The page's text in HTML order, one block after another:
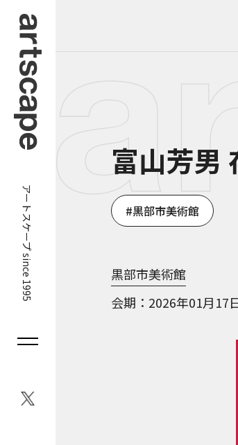
アートスケープ since 1995
富山芳男
黒部市美術館
黒部市美術館
会期
2026年01月17